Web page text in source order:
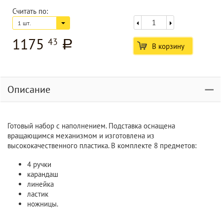
Считать по:
1 шт.
1175 43 a В корзину
Описание
Готовый набор с наполнением. Подставка оснащена
вращающимся механизмом и изготовлена из
высококачественного пластика. В комплекте 8 предметов:
4 ручки
карандаш
линейка
ластик
ножницы.